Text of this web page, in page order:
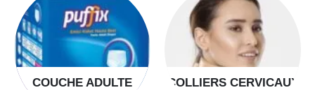
COUCHE ADULTE COLLIERS CERVICAUX